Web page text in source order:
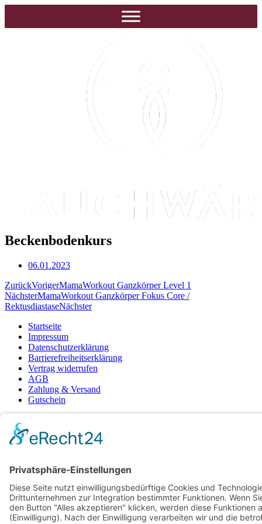
Beckenbodenkurs
06.01.2023
ZurückVorigerMamaWorkout Ganzkörper Level 1
NächsterMamaWorkout Ganzkörper Fokus Core /
RektusdiastaseNächster
Startseite
Impressum
Datenschutzerklärung
Barrierefreiheitserklärung
Vertrag widerrufen
AGB
Zahlung & Versand
Gutschein
Impressum
Datenschutzerklärung
AGB
Zahlung & Versand
Gutschein
© 2026Bauchwärts Paderborn|hello@bauchwaerts-paderborn.de